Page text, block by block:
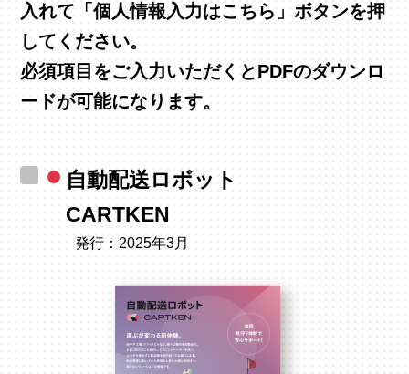
入れて 「個人情報入力はこちら」ボタンを押
してください。
必須項目をご入力いただくとPDFのダウンロ
ードが可能になります。
自動配送ロボット
CARTKEN
発行：2025年3月